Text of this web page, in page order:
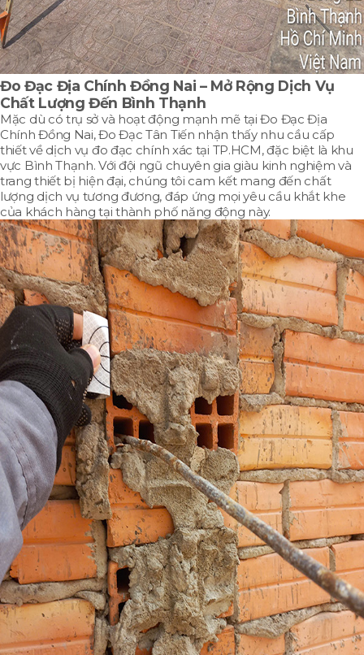
Đo Đạc Địa Chính Đồng Nai – Mở Rộng Dịch Vụ
Chất Lượng Đến Bình Thạnh
Mặc dù có trụ sở và hoạt động mạnh mẽ tại Đo Đạc Địa
Chính Đồng Nai, Đo Đạc Tân Tiến nhận thấy nhu cầu cấp
thiết về dịch vụ đo đạc chính xác tại TP.HCM, đặc biệt là khu
vực Bình Thạnh. Với đội ngũ chuyên gia giàu kinh nghiệm và
trang thiết bị hiện đại, chúng tôi cam kết mang đến chất
lượng dịch vụ tương đương, đáp ứng mọi yêu cầu khắt khe
của khách hàng tại thành phố năng động này.